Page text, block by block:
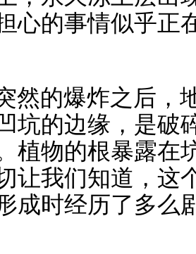
心的事情似乎正
然的爆炸之后，
坑的边缘，是破
植物的根暴露在
让我们知道，这
成时经历了多么